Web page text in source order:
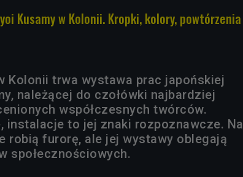
Kusamy w Kolonii. Kropki, kolory, powtórzenia
Kolonii trwa wystawa prac japońskiej
należącej do czołówki najbardziej
współczesnych twórców.
instalacje to jej znaki rozpoznawcze. Na
robią furorę, ale jej wystawy oblegają
społecznościowych.